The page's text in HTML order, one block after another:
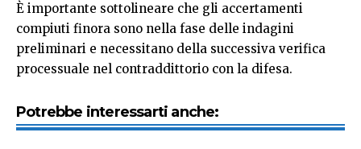
È importante sottolineare che gli accertamenti
compiuti finora sono nella fase delle indagini
preliminari e necessitano della successiva verifica
processuale nel contraddittorio con la difesa.
Potrebbe interessarti anche: